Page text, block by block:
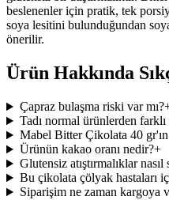
beslenenler için pratik, tek
soya lesitini bulunduğundan
önerilir.
Ürün Hakkında
Çapraz bulaşma riski var mı?
Tadı normal ürünlerden farklı
Mabel Bitter Çikolata 40
Ürünün kakao oranı nedir?+
Glutensiz atıştırmalıklar nasıl
Bu çikolata çölyak hastaları
Siparişim ne zaman kargoya